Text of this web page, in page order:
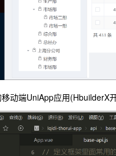
动端UniApp应用(HbuilderX